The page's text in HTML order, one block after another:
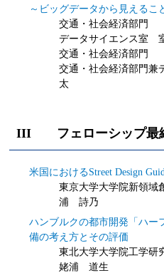
～ビッグデータから見えるこ
交通・社会経済部
データサイエンス
交通・社会経済部
交通・社会経済部門
太
III フェローシップ最
米国におけるStreet Design
東京大学大学院新領
浦 詩乃
ハンブルクの都市開発「ハー
備の考え方とその評価
東北大学大学院工学
姥浦 道生